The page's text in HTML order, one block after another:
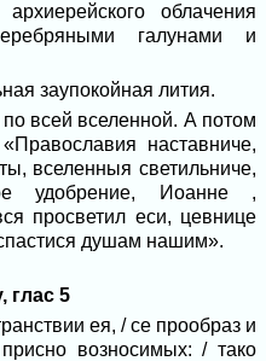
облачения
галунами и
заупокойная лития.
всей вселенной. А потом
наставниче,
вселенныя светильниче,
удобрение, Иоанне ,
просветил еси, цевнице
душам нашим».
глас 5
ея, / се прообраз и
возносимых: / тако